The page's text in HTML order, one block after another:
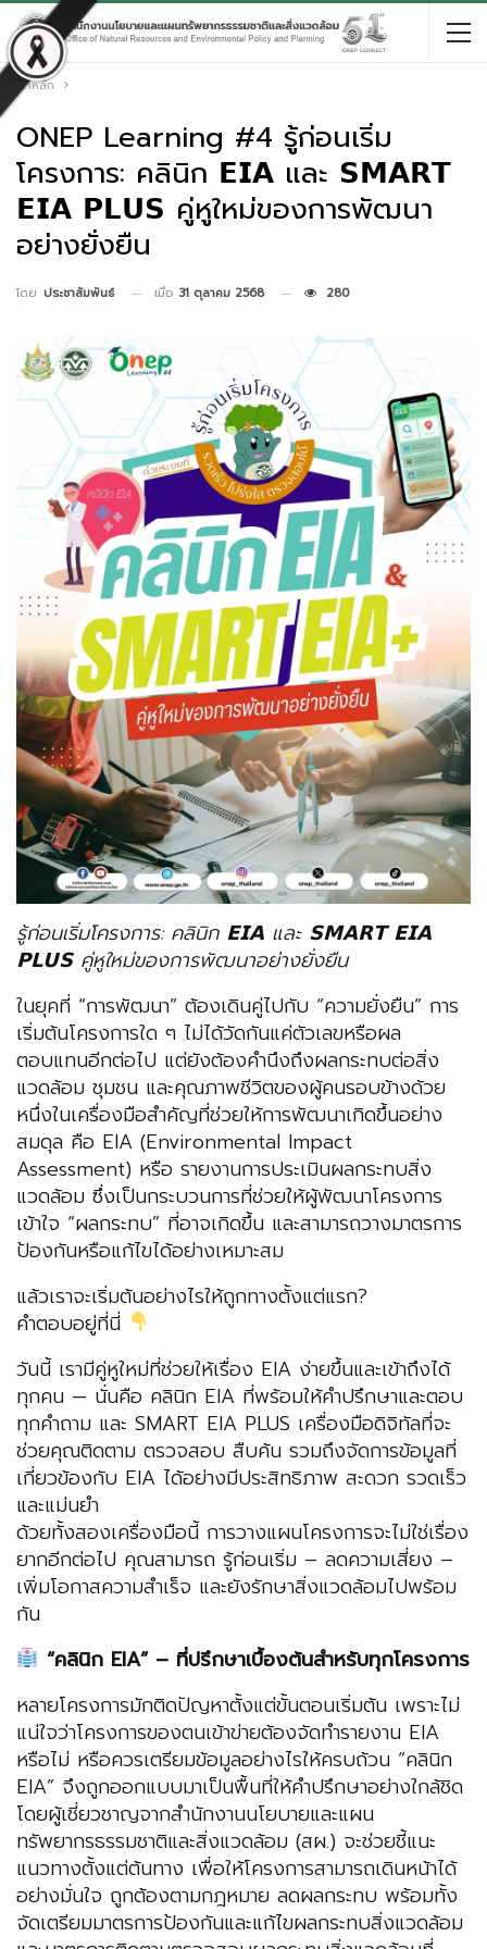
หน้าหลัก
ONEP Learning #4 รู้ก่อนเริ่ม
โครงการ: คลินิก 𝗘𝗜𝗔 และ 𝗦𝗠𝗔𝗥𝗧
𝗘𝗜𝗔 𝗣𝗟𝗨𝗦 คู่หูใหม่ของการพัฒนา
อย่างยั่งยืน
โดย ประชาสัมพันธ์ เมื่อ 31 ตุลาคม 2568 280
รู้ก่อนเริ่มโครงการ: คลินิก 𝗘𝗜𝗔 และ 𝗦𝗠𝗔𝗥𝗧 𝗘𝗜𝗔
𝗣𝗟𝗨𝗦 คู่หูใหม่ของการพัฒนาอย่างยั่งยืน
ในยุคที่ “การพัฒนา” ต้องเดินคู่ไปกับ “ความยั่งยืน” การ
เริ่มต้นโครงการใด ๆ ไม่ได้วัดกันแค่ตัวเลขหรือผล
ตอบแทนอีกต่อไป แต่ยังต้องคำนึงถึงผลกระทบต่อสิ่ง
แวดล้อม ชุมชน และคุณภาพชีวิตของผู้คนรอบข้างด้วย
หนึ่งในเครื่องมือสำคัญที่ช่วยให้การพัฒนาเกิดขึ้นอย่าง
สมดุล คือ EIA (Environmental Impact
Assessment) หรือ รายงานการประเมินผลกระทบสิ่ง
แวดล้อม ซึ่งเป็นกระบวนการที่ช่วยให้ผู้พัฒนาโครงการ
เข้าใจ “ผลกระทบ” ที่อาจเกิดขึ้น และสามารถวางมาตรการ
ป้องกันหรือแก้ไขได้อย่างเหมาะสม
แล้วเราจะเริ่มต้นอย่างไรให้ถูกทางตั้งแต่แรก?
คำตอบอยู่ที่นี่
วันนี้ เรามีคู่หูใหม่ที่ช่วยให้เรื่อง EIA ง่ายขึ้นและเข้าถึงได้
ทุกคน — นั่นคือ คลินิก EIA ที่พร้อมให้คำปรึกษาและตอบ
ทุกคำถาม และ SMART EIA PLUS เครื่องมือดิจิทัลที่จะ
ช่วยคุณติดตาม ตรวจสอบ สืบค้น รวมถึงจัดการข้อมูลที่
เกี่ยวข้องกับ EIA ได้อย่างมีประสิทธิภาพ สะดวก รวดเร็ว
และแม่นยำ
ด้วยทั้งสองเครื่องมือนี้ การวางแผนโครงการจะไม่ใช่เรื่อง
ยากอีกต่อไป คุณสามารถ รู้ก่อนเริ่ม – ลดความเสี่ยง –
เพิ่มโอกาสความสำเร็จ และยังรักษาสิ่งแวดล้อมไปพร้อม
กัน
“คลินิก EIA” – ที่ปรึกษาเบื้องต้นสำหรับทุกโครงการ
หลายโครงการมักติดปัญหาตั้งแต่ขั้นตอนเริ่มต้น เพราะไม่
แน่ใจว่าโครงการของตนเข้าข่ายต้องจัดทำรายงาน EIA
หรือไม่ หรือควรเตรียมข้อมูลอย่างไรให้ครบถ้วน “คลินิก
EIA” จึงถูกออกแบบมาเป็นพื้นที่ให้คำปรึกษาอย่างใกล้ชิด
โดยผู้เชี่ยวชาญจากสำนักงานนโยบายและแผน
ทรัพยากรธรรมชาติและสิ่งแวดล้อม (สผ.) จะช่วยชี้แนะ
แนวทางตั้งแต่ต้นทาง เพื่อให้โครงการสามารถเดินหน้าได้
อย่างมั่นใจ ถูกต้องตามกฎหมาย ลดผลกระทบ พร้อมทั้ง
จัดเตรียมมาตรการป้องกันและแก้ไขผลกระทบสิ่งแวดล้อม